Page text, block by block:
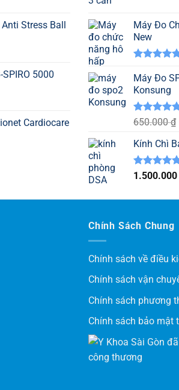
Stress Ball
5000
Cardiocare
5 sao
Máy Đo
New
hạng5.00
5 sao
Máy Đo
Konsung
Được xếp
5.00
5 sao
650.000₫
Kính Chì
Được xếp
1.500.000
Chính Sách Chung
Chính sách về điều
Chính sách vận
Chính sách phương
Chính sách bảo mật